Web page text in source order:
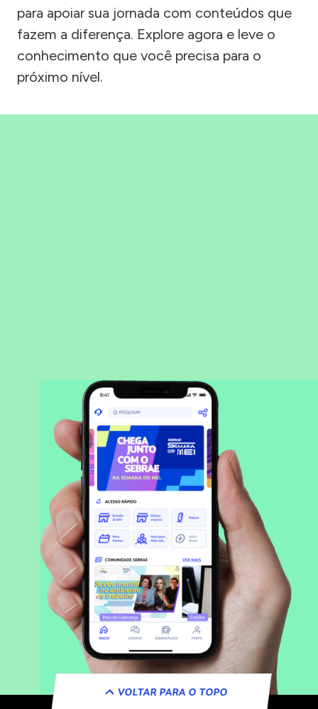
para apoiar sua jornada com conteúdos que
fazem a diferença. Explore agora e leve o
conhecimento que você precisa para o
próximo nível.
VOLTAR PARA O TOPO